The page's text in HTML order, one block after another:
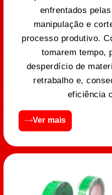
enfrentados
manipulação e
processo produtivo.
tomarem tempo,
desperdício de
retrabalho e,
eficiência
Ver mais